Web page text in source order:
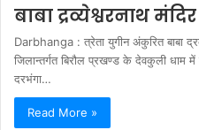
बाबा द्रव्येश्वरनाथ
Darbhanga : त्रेता युगीन अंकुरित बाबा
जिलान्तर्गत बिरौल प्रखण्ड के देवकुली धाम में
दरभंगा…
Read More »